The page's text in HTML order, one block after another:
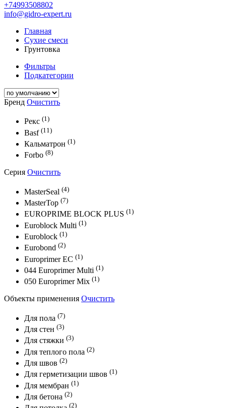
+74993508802
info@gidro-expert.ru
Главная
Сухие смеси
Грунтовка
Фильтры
Подкатегории
Бренд Очистить
Рекс (1)
Basf (11)
Кальматрон (1)
Forbo (8)
Серия Очистить
MasterSeal (4)
MasterTop (7)
EUROPRIME BLOCK PLUS (1)
Euroblock Multi (1)
Euroblock (1)
Eurobond (2)
Europrimer EС (1)
044 Europrimer Multi (1)
050 Europrimer Mix (1)
Объекты применения Очистить
Для пола (7)
Для стен (3)
Для стяжки (3)
Для теплого пола (2)
Для швов (2)
Для герметизации швов (1)
Для мембран (1)
Для бетона (2)
(2)